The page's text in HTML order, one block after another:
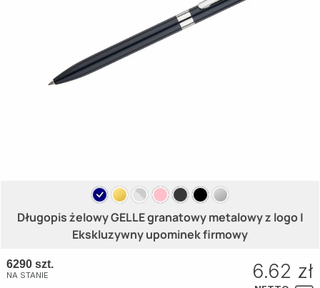
Długopis żelowy GELLE granatowy metalowy z logo |
Ekskluzywny upominek firmowy
6290 szt.
NA STANIE 6.62 zł